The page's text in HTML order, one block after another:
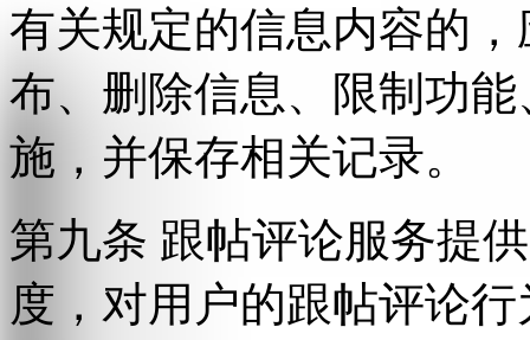
有关规定的信息内容的
布、删除信息、限制功
施，并保存相关记录。
第九条 跟帖评论服务提
度，对用户的跟帖评论